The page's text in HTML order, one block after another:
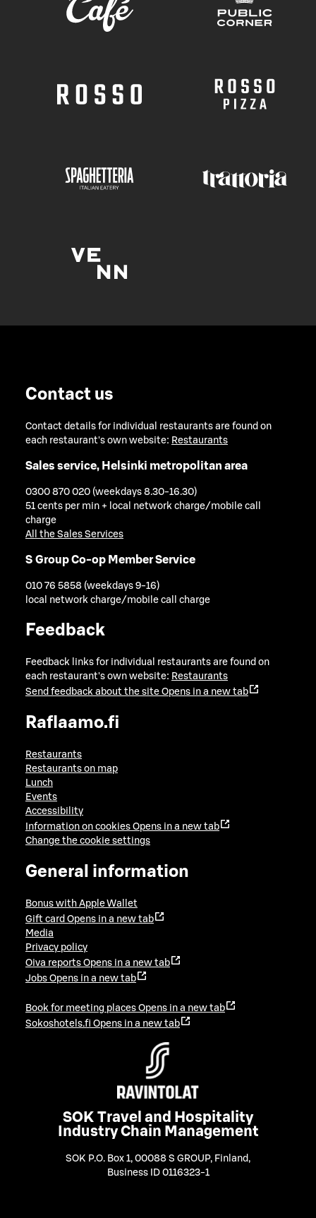
Contact us
Contact details for individual restaurants are found on
each restaurant's own website: Restaurants
Sales service, Helsinki metropolitan area
0300 870 020 (weekdays 8.30-16.30)
51 cents per min + local network charge/mobile call
charge
All the Sales Services
S Group Co-op Member Service
010 76 5858 (weekdays 9-16)
local network charge/mobile call charge
Feedback
Feedback links for individual restaurants are found on
each restaurant's own website: Restaurants
Send feedback about the site Opens in a new tab
Raflaamo.fi
Restaurants
Restaurants on map
Lunch
Events
Accessibility
Information on cookies Opens in a new tab
Change the cookie settings
General information
Bonus with Apple Wallet
Gift card Opens in a new tab
Media
Privacy policy
Oiva reports Opens in a new tab
Jobs Opens in a new tab
Book for meeting places Opens in a new tab
Sokoshotels.fi Opens in a new tab
SOK Travel and Hospitality
Industry Chain Management
SOK P.O. Box 1, 00088 S GROUP, Finland ,
Business ID 0116323-1